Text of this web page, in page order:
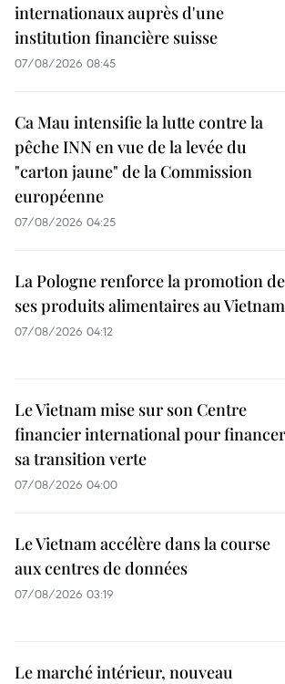
internationaux auprès d'une
institution financière suisse
07/08/2026 08:45
Ca Mau intensifie la lutte contre la
pêche INN en vue de la levée du
"carton jaune" de la Commission
européenne
07/08/2026 04:25
La Pologne renforce la promotion de
ses produits alimentaires au Vietnam
07/08/2026 04:12
Le Vietnam mise sur son Centre
financier international pour financer
sa transition verte
07/08/2026 04:00
Le Vietnam accélère dans la course
aux centres de données
07/08/2026 03:19
Le marché intérieur, nouveau